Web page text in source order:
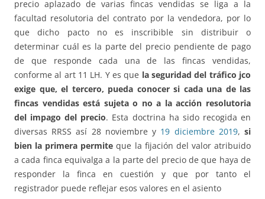
precio aplazado de varias fincas vendidas se liga a la
facultad resolutoria del contrato por la vendedora, por lo
que dicho pacto no es inscribible sin distribuir o
determinar cuál es la parte del precio pendiente de pago
de que responde cada una de las fincas vendidas,
conforme al art 11 LH. Y es que la seguridad del tráfico jco
exige que, el tercero, pueda conocer si cada una de las
fincas vendidas está sujeta o no a la acción resolutoria
del impago del precio. Esta doctrina ha sido recogida en
diversas RRSS así 28 noviembre y 19 diciembre 2019,si
bien la primera permite que la fijación del valor atribuido
a cada finca equivalga a la parte del precio de que haya de
responder la finca en cuestión y que por tanto el
registrador puede reflejar esos valores en el asiento